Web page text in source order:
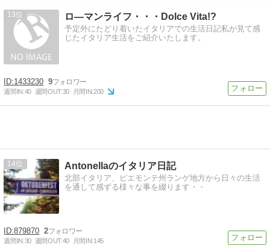
13 ロ―マンライフ・・・Dolce Vita!?
予定外にたどり着いたイタリアでの生活日記私が見て感
じたイタリア生活をご紹介いたします。
1433230 9
週間IN:40 週間OUT:30 月間IN:200
14 Antonellaのイタリア日記
北部イタリア、ピエモンテ州ランゲ地方から日々の生活
を通して感ずる様々な事を綴ります・・
879870 2
週間IN:30 週間OUT:40 月間IN:145